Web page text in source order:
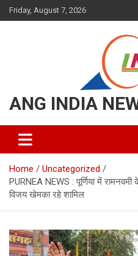
Skip
to
Friday, August 7, 2026
ANG INDIA
Home
Uncategorized
PURNEA NEWS : पूर्णिया में
विजय खेमका रहे शामिल